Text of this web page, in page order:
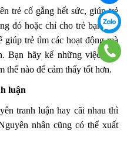
trẻ cố gắng hết sức, giúp trẻ
đó hoặc chỉ cho trẻ bạn làm
giúp trẻ tìm các hoạt động mà
Bạn hãy kể những việc làm
thế nào để cảm thấy tốt hơn.
luận
tranh luận hay cãi nhau thì
nhân cũng có thể xuất